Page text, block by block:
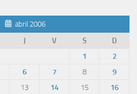
abril 2006
J V S
D
1
2
6 7 8
9
13 14 15
16